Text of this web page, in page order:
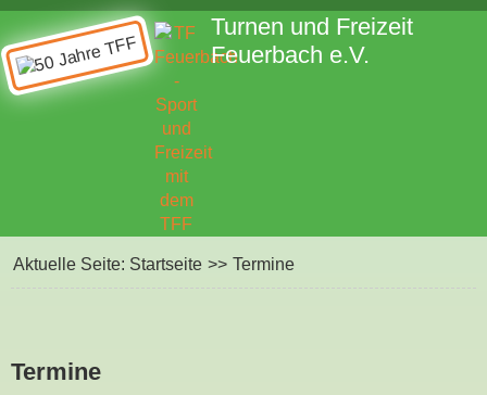
Turnen und Freizeit
Feuerbach e.V.
Aktuelle Seite: Startseite >> Termine
Termine